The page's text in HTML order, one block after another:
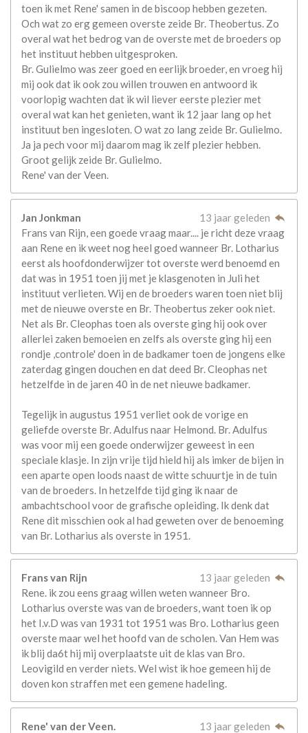
toen ik met Rene' samen in de biscoop hebben gezeten.
Och wat zo erg gemeen overste zeide Br. Theobertus. Zo
overal wat het bedrog van de overste met de broeders op
het instituut hebben uitgesproken.
Br. Gulielmo was zeer goed en eerlijk broeder, en vroeg hij
mij ook dat ik ook zou willen trouwen en antwoord ik
voorlopig wachten dat ik wil liever eerste plezier met
overal wat kan het genieten, want ik 12 jaar lang op het
instituut ben ingesloten. O wat zo lang zeide Br. Gulielmo.
Ja ja pech voor mij daarom mag ik zelf plezier hebben.
Groot gelijk zeide Br. Gulielmo.
Rene' van der Veen.
Jan Jonkman
13 jaar geleden
Frans van Rijn, een goede vraag maar.... je richt deze vraag
aan Rene en ik weet nog heel goed wanneer Br. Lotharius
eerst als hoofdonderwijzer tot overste werd benoemd en
dat was in 1951 toen jij met je klasgenoten in Juli het
instituut verlieten. Wij en de broeders waren toen niet blij
met de nieuwe overste en Br. Theobertus zeker ook niet.
Net als Br. Cleophas toen als overste ging hij ook over
allerlei zaken bemoeien en zelfs als overste ging hij een
rondje ,controle' doen in de badkamer toen de jongens elke
zaterdag gingen douchen en dat deed Br. Cleophas net
hetzelfde in de jaren 40 in de net nieuwe badkamer.
Tegelijk in augustus 1951 verliet ook de vorige en
geliefde overste Br. Adulfus naar Helmond. Br. Adulfus
was voor mij een goede onderwijzer geweest in een
speciale klasje. In zijn vrije tijd hield hij als imker de bijen in
een aparte open loods naast de witte schuurtje in de tuin
van de broeders. In hetzelfde tijd ging ik naar de
ambachtschool voor de grafische opleiding. Ik denk dat
Rene dit misschien ook al had geweten over de benoeming
van Br. Lotharius als overste in 1951.
Frans van Rijn
13 jaar geleden
Rene. ik zou eens graag willen weten wanneer Bro.
Lotharius overste was van de broeders, want toen ik op
het I.v.D was van 1931 tot 1951 was Bro. Lotharius geen
overste maar wel het hoofd van de scholen. Van Hem was
ik blij da6t hij mij overplaatste uit de klas van Bro.
Leovigild en verder niets. Wel wist ik hoe gemeen hij de
doven kon straffen met een gemene hadeling.
Rene' van der Veen.
13 jaar geleden